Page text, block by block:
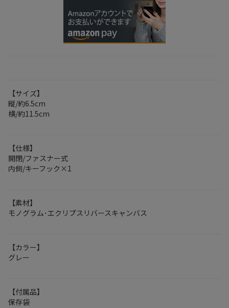
【サイズ】
縦/約6.5cm
横/約11.5cm
【仕様】
開閉/ファスナー式
内側/キーフック×1
【素材】
モノグラム･エクリプスリバースキャンバス
【カラー】
グレー
【付属品】
保存袋